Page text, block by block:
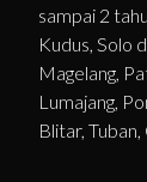
sampai 2
Kudus, Solo
Magelang,
Lumajang,
Blitar,